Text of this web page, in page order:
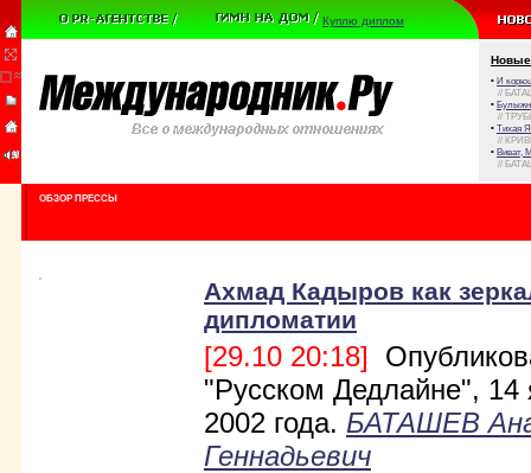
Куплю диплом
Новые
• И
//
•
//
• Тихая
//
• Виват,
//
ОБЗОР ПРЕССЫ
Ахмад Кадыров как
дипломатии
[29.10 20:18]
"Русском Дедлайне", 14
2002 года. БАТАШЕВ
Геннадьевич